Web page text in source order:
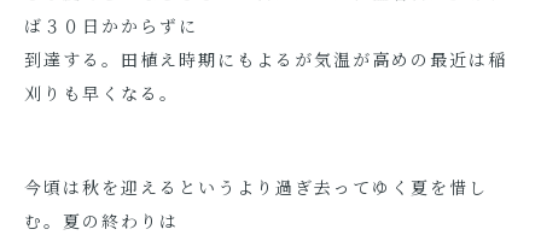
ば３０日かからずに
到達する。田植え時期にもよるが気温が高めの最近は稲
刈りも早くなる。
今頃は秋を迎えるというより過ぎ去ってゆく夏を惜し
む。夏の終わりは